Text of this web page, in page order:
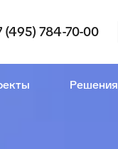
(495) 784-70-00
Решения